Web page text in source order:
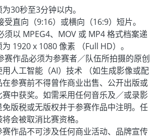
30秒至3分钟以内。
受直向（9:16）或横向（16:9）短片。
须以 MPEG4、MOV 或 MP4 格式档案递
1920 x 1080 像素 （Full HD）。
赛作品必须为参赛者／队伍所拍摄的原创
人工智能（AI）技术 （如生成影像或配
参赛前不得曾作商业出售、公开出版或
中获奖。如需采用任何音乐及／或录影
版税或无版权并于参赛作品中注明。任
会被取消比赛资格。
作品不可涉及任何商业活动、品牌宣传